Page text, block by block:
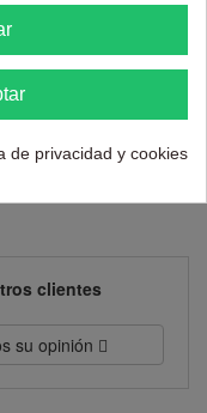
clientes
su opinión
de privacidad y cookies